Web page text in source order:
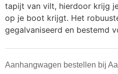
tapijt van vilt, hierdoor krijg
op je boot krijgt. Het
gegalvaniseerd en bestemd
Aanhangwagen bestellen bij